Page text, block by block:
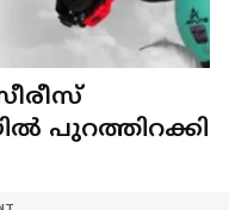
പുറത്തിറക്കി